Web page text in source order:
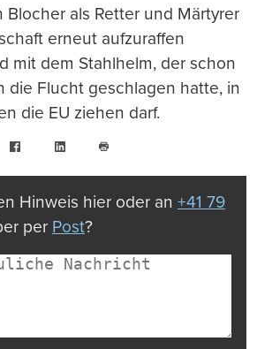
Blocher als Retter und Märtyrer
erneut aufzuraffen
mit dem Stahlhelm, der schon
die Flucht geschlagen hatte, in
die EU ziehen darf.
FacebookLinkedIn
drucken
Hinweis hier oder an +41 79
per Post?